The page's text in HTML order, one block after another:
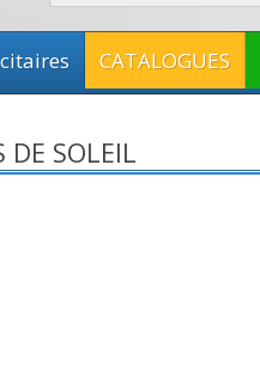
CATALOGUES
DE SOLEIL